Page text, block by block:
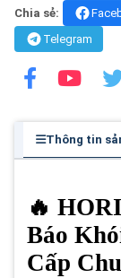
Chia sẻ:
Telegram
Thông tin
🔥
Báo
Cấp